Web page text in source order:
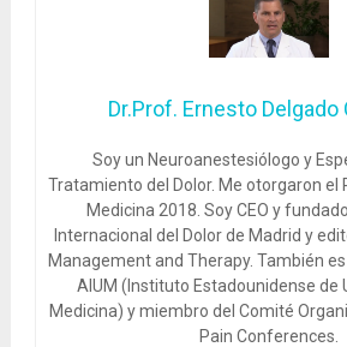
Dr.Prof. Ernesto Delgado
Soy un Neuroanestesiólogo y
Tratamiento del Dolor. Me otorgaron el
Medicina 2018. Soy CEO y
Internacional del Dolor de Madrid y
Management and Therapy. También
AIUM (Instituto Estadounidense de
Medicina) y miembro del Comité
Pain Conferences.